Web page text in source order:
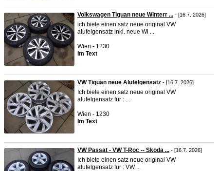
Volkswagen Tiguan neue Winterr ... - [16.7. 2026]
ich biete einen satz neue original VW
alufelgensatz inkl. neue Wi ...
Wien - 1230
Im Text
VW Tiguan neue Alufelgensatz - [16.7. 2026]
Ich biete einen satz neue original VW
alufelgensatz für : ...
Wien - 1230
Im Text
VW Passat - VW T-Roc -- Skoda ... - [16.7. 2026]
Ich biete einen satz neue original VW
alufelgensatz fur : VW ...